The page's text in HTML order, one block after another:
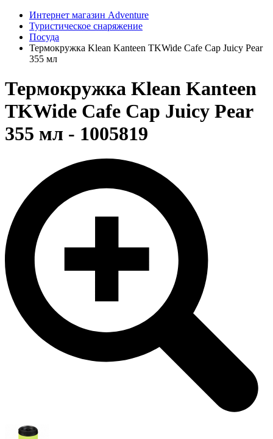
Интернет магазин Adventure
Туристическое снаряжение
Посуда
Термокружка Klean Kanteen TKWide Cafe Cap Juicy Pear
355 мл
Термокружка Klean Kanteen
TKWide Cafe Cap Juicy Pear
355 мл - 1005819